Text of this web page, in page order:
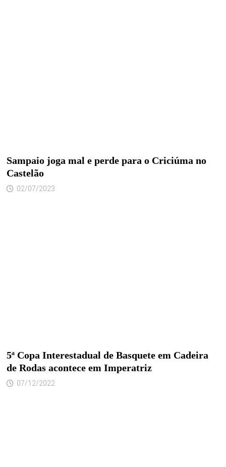
Sampaio joga mal e perde para o Criciúma no
Castelão
02/07/2023
5ª Copa Interestadual de Basquete em Cadeira
de Rodas acontece em Imperatriz
07/12/2022